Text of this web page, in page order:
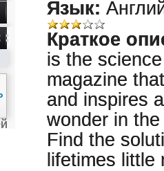
:
Язык:
Краткое
is the
magazine
and inspires
wonder in
Find the
lifetimes